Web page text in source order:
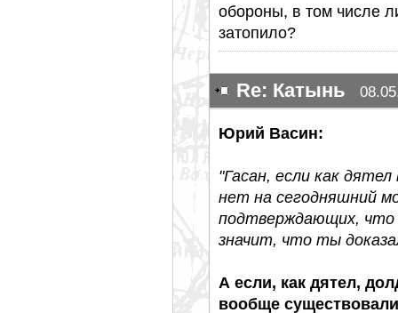
обороны, в том числе
затопило?
Re: Катынь
Юрий Васин:
"Гасан, если как
нет на сегодняшний
подтверждающих,
значит, что ты
А если, как дятел,
вообще